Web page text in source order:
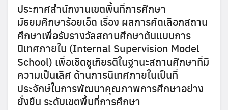
ประกาศสำนักงานเขตพื้นที่การศึกษา
มัธยมศึกษาร้อยเอ็ด เรื่อง ผลการคัดเลือกสถาน
ศึกษาเพื่อรับรางวัลสถานศึกษาต้นแบบการ
นิเทศภายใน (Internal Supervision Model
School) เพื่อเชิดชูเกียรติในฐานะสถานศึกษาที่มี
ความเป็นเลิศ ด้านการนิเทศภายในเป็นที่
ประจักษ์ในการพัฒนาคุณภาพการศึกษาอย่าง
ยั่งยืน ระดับเขตพื้นที่การศึกษา